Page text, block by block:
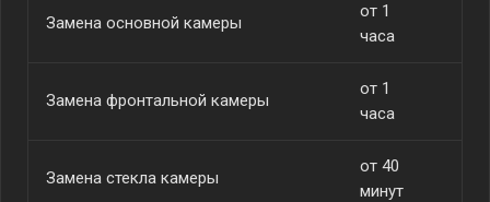
Замена основной камеры
от 1
часа
Замена фронтальной камеры
от 1
часа
Замена стекла камеры
от 40
минут